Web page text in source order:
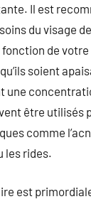
Il est
du visage
de
soient
une
être utilisés
comme
les rides.
est